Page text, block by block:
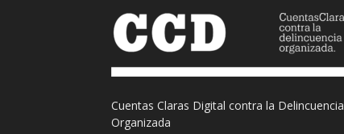
Cuentas Claras Digital contra la Delincuencia
Organizada